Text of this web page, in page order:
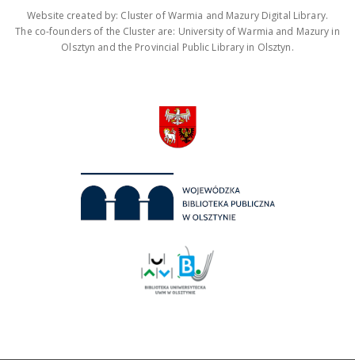
Website created by: Cluster of Warmia and Mazury Digital Library.
The co-founders of the Cluster are: University of Warmia and Mazury in
Olsztyn and the Provincial Public Library in Olsztyn.